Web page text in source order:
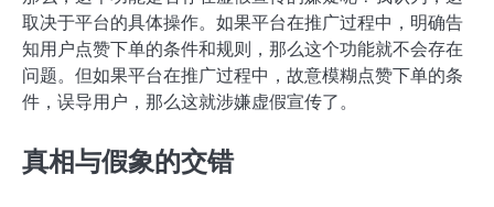
取决于平台的具体操作。如果平台在推广过程中，明确告
知用户点赞下单的条件和规则，那么这个功能就不会存在
问题。但如果平台在推广过程中，故意模糊点赞下单的条
件，误导用户，那么这就涉嫌虚假宣传了。
真相与假象的交错